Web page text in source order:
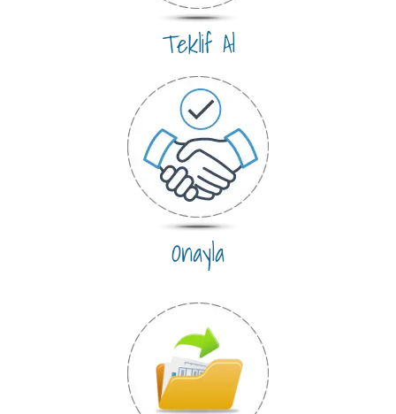
Teklif Al
Onayla